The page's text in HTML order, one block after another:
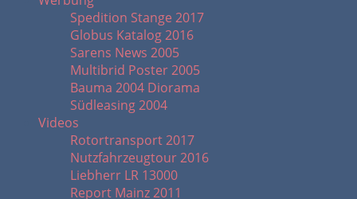
Spedition Stange 2017
Globus Katalog 2016
Sarens News 2005
Multibrid Poster 2005
Bauma 2004 Diorama
Südleasing 2004
Videos
Rotortransport 2017
Nutzfahrzeugtour 2016
Liebherr LR 13000
Report Mainz 2011